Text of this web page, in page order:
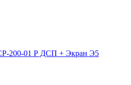
200-01 Р ДСП + Экран Э5